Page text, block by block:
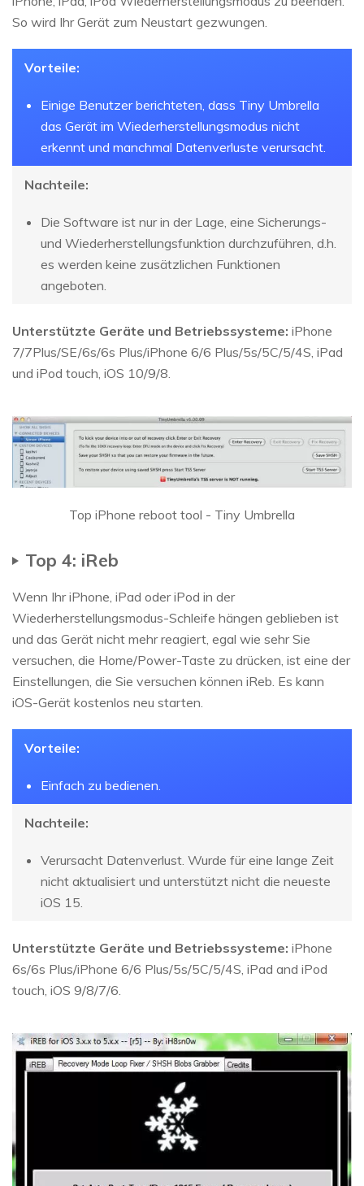
So wird Ihr Gerät zum Neustart gezwungen.
Vorteile:
Einige Benutzer berichteten, dass Tiny Umbrella
das Gerät im Wiederherstellungsmodus nicht
erkennt und manchmal Datenverluste verursacht.
Nachteile:
Die Software ist nur in der Lage, eine Sicherungs-
und Wiederherstellungsfunktion durchzuführen, d.h.
es werden keine zusätzlichen Funktionen
angeboten.
Unterstützte Geräte und Betriebssysteme: iPhone
7/7Plus/SE/6s/6s Plus/iPhone 6/6 Plus/5s/5C/5/4S, iPad
und iPod touch, iOS 10/9/8.
Top iPhone reboot tool - Tiny Umbrella
Top 4: iReb
Wenn Ihr iPhone, iPad oder iPod in der
Wiederherstellungsmodus-Schleife hängen geblieben ist
und das Gerät nicht mehr reagiert, egal wie sehr Sie
versuchen, die Home/Power-Taste zu drücken, ist eine der
Einstellungen, die Sie versuchen können iReb. Es kann
iOS-Gerät kostenlos neu starten.
Vorteile:
Einfach zu bedienen.
Nachteile:
Verursacht Datenverlust. Wurde für eine lange Zeit
nicht aktualisiert und unterstützt nicht die neueste
iOS 15.
Unterstützte Geräte und Betriebssysteme: iPhone
6s/6s Plus/iPhone 6/6 Plus/5s/5C/5/4S, iPad and iPod
touch, iOS 9/8/7/6.